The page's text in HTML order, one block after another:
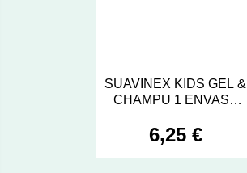
SUAVINEX KIDS GEL &
CHAMPU 1 ENVASE
6,25 €